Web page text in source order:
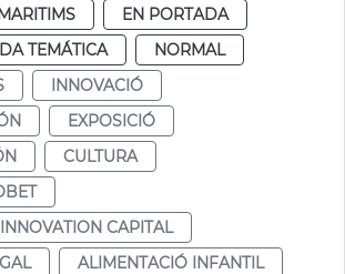
EN PORTADA
TEMÁTICA
NORMAL
INNOVACIÓ
EXPOSICIÓ
CULTURA
CAPITAL
ALIMENTACIÓ INFANTIL